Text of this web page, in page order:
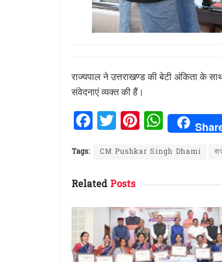
राज्यपाल ने उत्तराखण्ड की बेटी अंकिता के
संवेदनाएं व्यक्त की हैं।
F
a
ce
b
o
o
k
T
w
it
te
r
Pi
n
te
W
h
at
p
p
Tags: CM Pushkar Singh Dhami
RelatedPosts